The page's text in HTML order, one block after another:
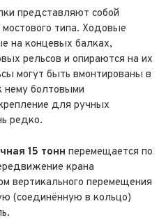
представляют собой
типа. Ходовые
на концевых балках,
рельсов и опираются на их
могут быть вмонтированы в
нему болтовыми
для ручных
редко.
15 тонн перемещается по
крана
вертикального перемещения
(соединённую в кольцо)